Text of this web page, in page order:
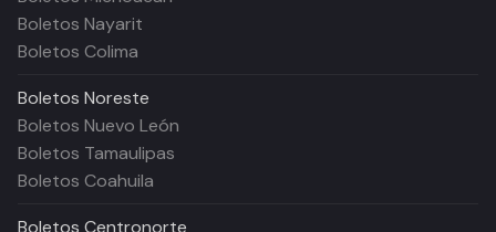
Boletos Nayarit
Boletos Colima
Boletos Noreste
Boletos Nuevo León
Boletos Tamaulipas
Boletos Coahuila
Boletos Centronorte